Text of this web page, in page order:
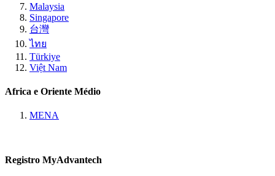
Malaysia
Singapore
台灣
ไทย
Türkiye
Việt Nam
Africa e Oriente Médio
MENA
Registro MyAdvantech